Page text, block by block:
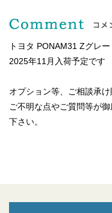
トヨタ PONAM31 Zグレ
2025年11月入荷予定です
オプション等、ご相談承
ご不明な点やご質問等が
下さい。